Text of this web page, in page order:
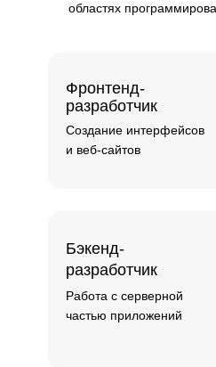
областях
Фронтенд-
разработчик
Создание интерфейсов
и веб-сайтов
Бэкенд-
разработчик
Работа с серверной
частью приложений